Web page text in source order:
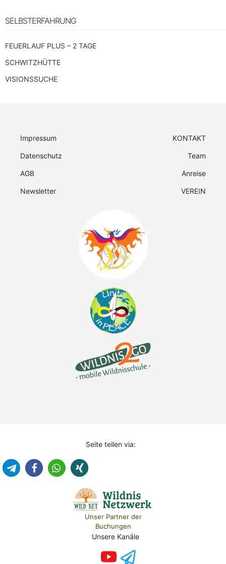
SELBSTERFAHRUNG
FEUERLAUF PLUS – 2 TAGE
SCHWITZHÜTTE
VISIONSSUCHE
Impressum
Datenschutz
AGB
Newsletter
KONTAKT
Team
Anreise
VEREIN
Seite teilen via:
Unser Partner der
Buchungen
Unsere Kanäle